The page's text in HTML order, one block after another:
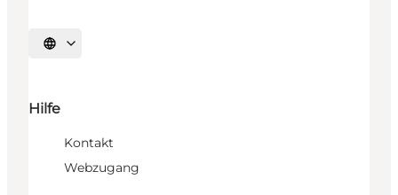
Sprache auswählen
Hilfe
Kontakt
Webzugang